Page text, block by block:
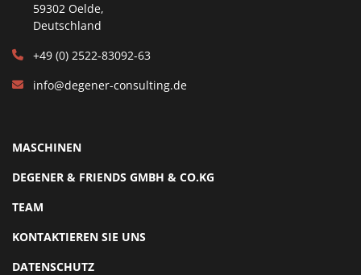
59302 Oelde,
Deutschland
+49 (0) 2522-83092-63
info@degener-consulting.de
MASCHINEN
DEGENER & FRIENDS GMBH & CO.KG
TEAM
KONTAKTIEREN SIE UNS
DATENSCHUTZ